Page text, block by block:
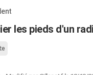
les pieds d'un